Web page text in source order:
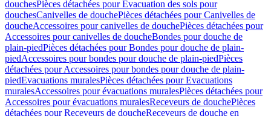
douchesPièces détachées pour Évacuation des sols pour
douchesCanivelles de douchePièces détachées pour Canivelles de
doucheAccessoires pour canivelles de douchePièces détachées pour
Accessoires pour canivelles de doucheBondes pour douche de
plain-piedPièces détachées pour Bondes pour douche de plain-
piedAccessoires pour bondes pour douche de plain-piedPièces
détachées pour Accessoires pour bondes pour douche de plain-
piedEvacuations muralesPièces détachées pour Evacuations
muralesAccessoires pour évacuations muralesPièces détachées pour
Accessoires pour évacuations muralesReceveurs de douchePièces
détachées pour Receveurs de doucheReceveurs de douche en